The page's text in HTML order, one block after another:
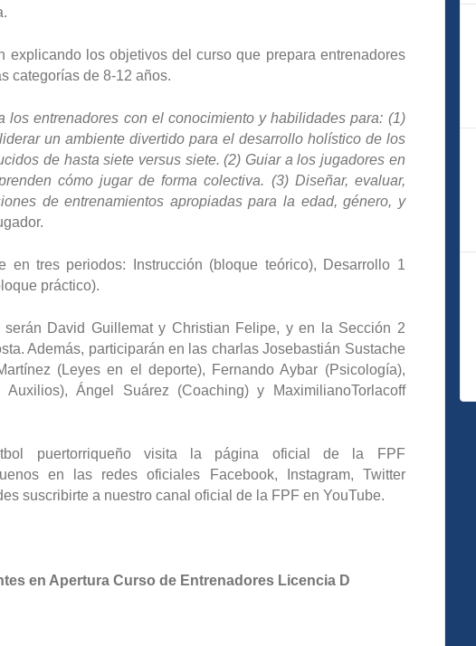
explicando los objetivos del curso que prepara entrenadores
categorías de 8-12 años.
los entrenadores con el conocimiento y habilidades para: (1)
un ambiente divertido para el desarrollo holístico de los
de hasta siete versus siete. (2) Guiar a los jugadores en
cómo jugar de forma colectiva. (3) Diseñar, evaluar,
de entrenamientos apropiadas para la edad, género, y
en tres periodos: Instrucción (bloque teórico), Desarrollo 1
práctico).
David Guillemat y Christian Felipe, y en la Sección 2
Además, participarán en las charlas Josebastián Sustache
(Leyes en el deporte), Fernando Aybar (Psicología),
Ángel Suárez (Coaching) y MaximilianoTorlacoff
puertorriqueño visita la página oficial de la FPF
en las redes oficiales Facebook, Instagram, Twitter
suscribirte a nuestro canal oficial de la FPF en YouTube.
en Apertura Curso de Entrenadores Licencia D